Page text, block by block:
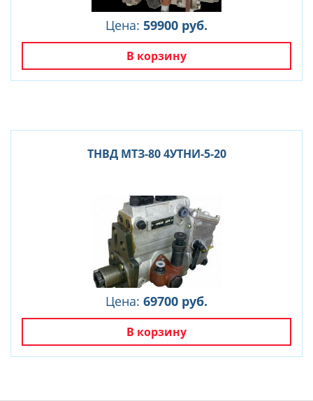
Цена: 59900 руб.
В корзину
ТНВД МТЗ-80 4УТНИ-5-20
Цена: 69700 руб.
В корзину